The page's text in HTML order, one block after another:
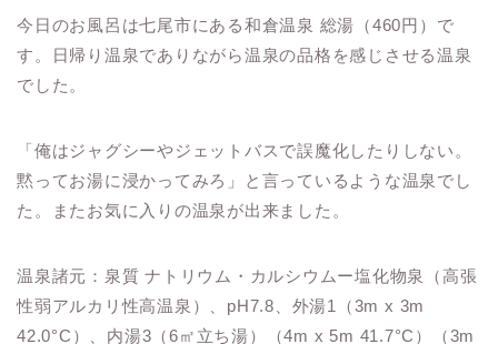
今日のお風呂は七尾市にある和倉温泉 総湯（460円）で
す。日帰り温泉でありながら温泉の品格を感じさせる温泉
でした。
「俺はジャグシーやジェットバスで誤魔化したりしない。
黙ってお湯に浸かってみろ」と言っているような温泉でし
た。またお気に入りの温泉が出来ました。
温泉諸元：泉質 ナトリウム・カルシウムー塩化物泉（高張
性弱アルカリ性高温泉）、pH7.8、外湯1（3m x 3m
42.0°C）、内湯3（6㎡立ち湯）（4m x 5m 41.7°C）（3m